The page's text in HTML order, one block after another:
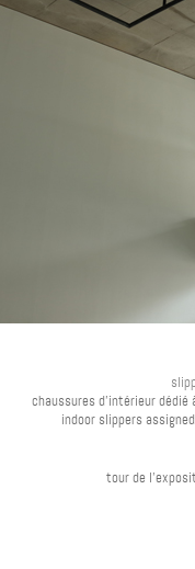
chaussures d'intérieur
indoor slippers
tour de